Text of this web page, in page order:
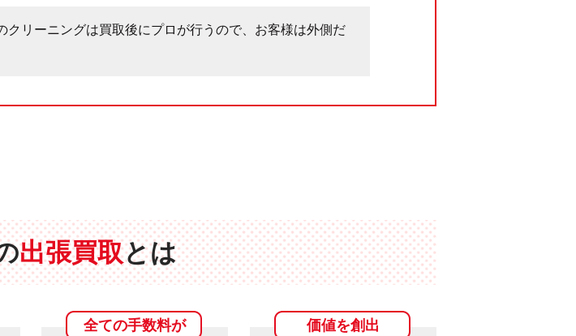
リーニングは買取後にプロが行うので、お客様は外側だ
出張買取とは
全ての手数料が 価値を創出